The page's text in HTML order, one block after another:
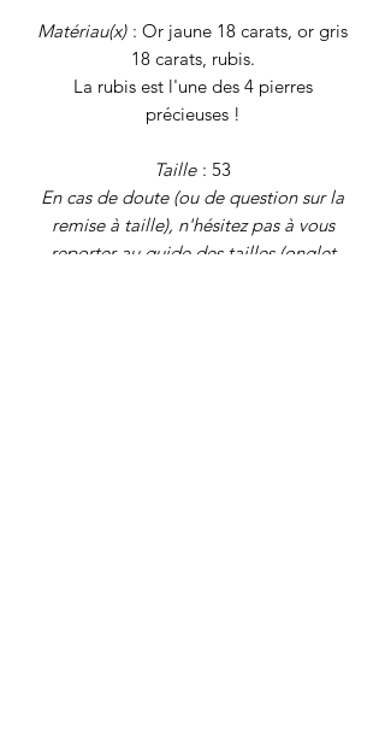
Matériau(x) : Or jaune 18 carats, or gris
18 carats, rubis.
La rubis est l'une des 4 pierres
précieuses !
Taille : 53
En cas de doute (ou de question sur la
remise à taille), n'hésitez pas à vous
reporter au guide des tailles (onglet